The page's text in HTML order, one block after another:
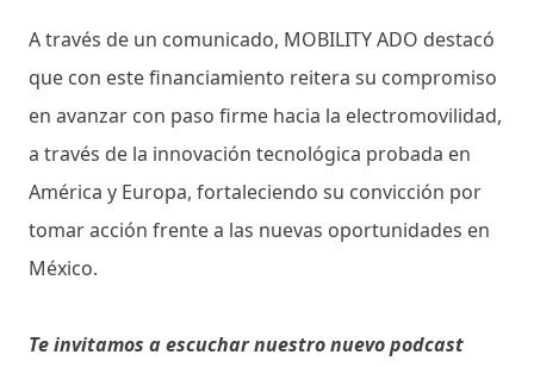
A través de un comunicado, MOBILITY ADO destacó
que con este financiamiento reitera su compromiso
en avanzar con paso firme hacia la electromovilidad,
a través de la innovación tecnológica probada en
América y Europa, fortaleciendo su convicción por
tomar acción frente a las nuevas oportunidades en
México.
Te invitamos a escuchar nuestro nuevo podcast